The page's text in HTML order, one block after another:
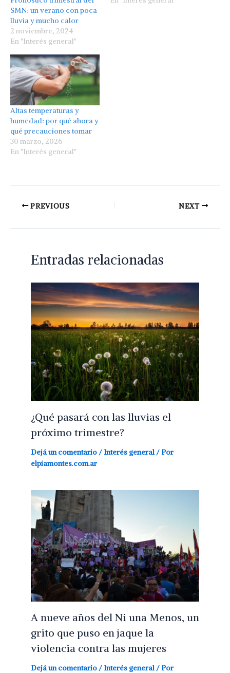
SMN: un verano con poca
lluvia y mucho calor
2 noviembre, 2024
En "Interés general"
Altas temperaturas y
humedad: por qué ahora y
qué precauciones tomar
30 marzo, 2026
En "Interés general"
PREVIOUS NEXT
Entradas relacionadas
¿Qué pasará con las lluvias el
próximo trimestre?
Dejá un comentario / Interés general/ Por
elpiamontes.com.ar
A nueve años del Ni una Menos, un
grito que puso en jaque la
violencia contra las mujeres
Dejá un comentario / Interés general/ Por